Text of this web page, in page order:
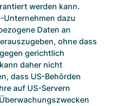
werden kann.
Unternehmen dazu
Daten an
ohne dass
gerichtlich
daher nicht
dass US-Behörden
auf US-Servern